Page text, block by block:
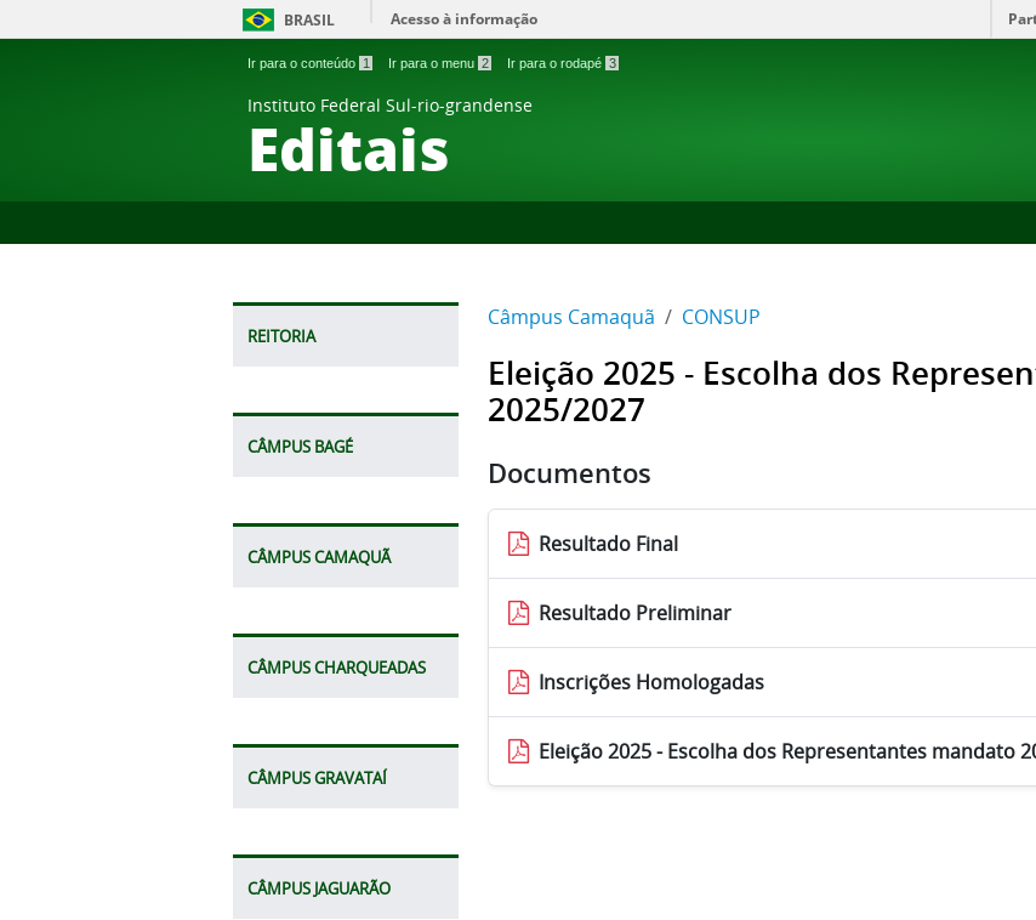
BRASIL Acesso à informação
Ir para o conteúdo 1 Ir para o menu 2 Ir para o rodapé 3
Instituto Federal Sul-rio-grandense
Editais
REITORIA
CÂMPUS BAGÉ
CÂMPUS CAMAQUÃ
CÂMPUS CHARQUEADAS
CÂMPUS GRAVATAÍ
CÂMPUS JAGUARÃO
Câmpus Camaquã CONSUP
Eleição 2025 - Escolha dos
2025/2027
Documentos
Resultado Final
Resultado Preliminar
Inscrições Homologadas
Eleição 2025 - Escolha dos Representantes mandato